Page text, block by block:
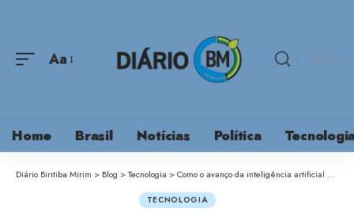
Aa
Home Brasil Notícias Política
Diário Biritiba Mirim > Blog >Tecnologia >Como o avanço da inteligência artificial nos serviços públicos pode impactar Biritiba Mirim nos próximos anos
TECNOLOGIA